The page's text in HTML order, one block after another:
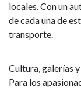
locales. Con un
de cada una de
transporte.
Cultura, galerías
Para los